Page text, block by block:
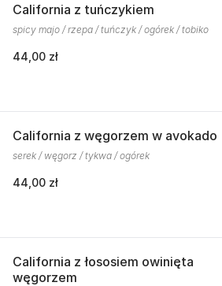
California z tuńczykiem
spicy majo / rzepa / tuńczyk / ogórek / tobiko
44,00 zł
California z węgorzem w avokado
serek / węgorz / tykwa / ogórek
44,00 zł
California z łososiem owinięta
węgorzem